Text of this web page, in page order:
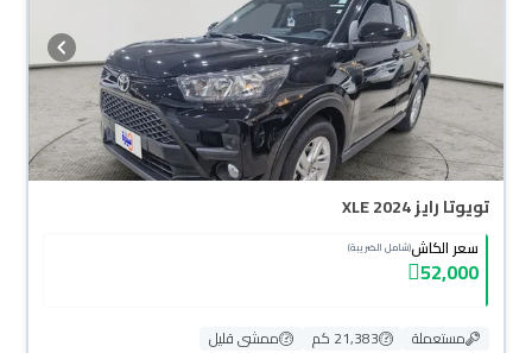
تويوتا رايز XLE 2024
سعر الكاش(شامل الضريبة)
52,000
مستعملة 21,383 كم
ممشى قليل